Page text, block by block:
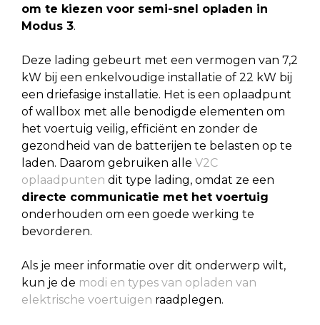
om te kiezen voor semi-snel opladen in
Modus 3.
Deze lading gebeurt met een vermogen van 7,2
kW bij een enkelvoudige installatie of 22 kW bij
een driefasige installatie. Het is een oplaadpunt
of wallbox met alle benodigde elementen om
het voertuig veilig, efficiënt en zonder de
gezondheid van de batterijen te belasten op te
laden. Daarom gebruiken alle V2C
oplaadpunten dit type lading, omdat ze een
directe communicatie met het voertuig
onderhouden om een goede werking te
bevorderen.
Als je meer informatie over dit onderwerp wilt,
kun je de modi en types van opladen van
elektrische voertuigen raadplegen.